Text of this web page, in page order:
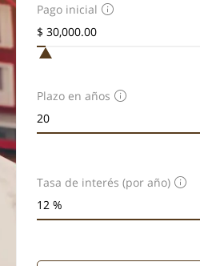
Pago inicial
Plazo en años
Tasa de interés (por año)